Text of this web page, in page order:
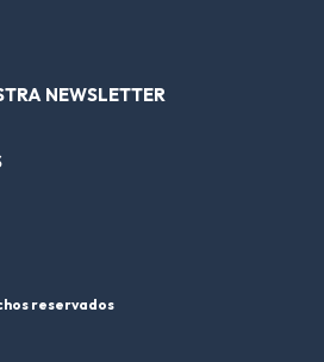
NEWSLETTER
reservados